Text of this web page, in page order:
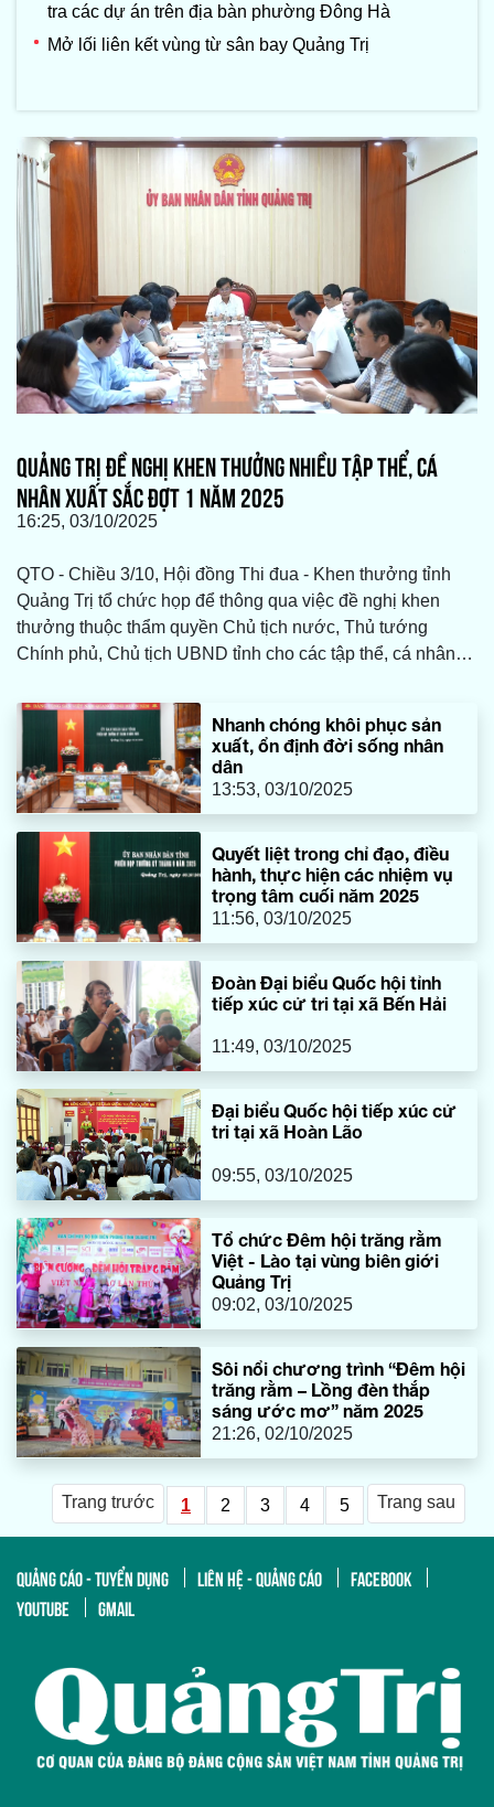
tra các dự án trên địa bàn phường Đông Hà
Mở lối liên kết vùng từ sân bay Quảng Trị
QUẢNG TRỊ ĐỀ NGHỊ KHEN THƯỞNG NHIỀU TẬP THỂ, CÁ
NHÂN XUẤT SẮC ĐỢT 1 NĂM 2025
16:25, 03/10/2025
QTO - Chiều 3/10, Hội đồng Thi đua - Khen thưởng tỉnh
Quảng Trị tổ chức họp để thông qua việc đề nghị khen
thưởng thuộc thẩm quyền Chủ tịch nước, Thủ tướng
Chính phủ, Chủ tịch UBND tỉnh cho các tập thể, cá nhân
Nhanh chóng khôi phục sản
xuất, ổn định đời sống nhân
dân
13:53, 03/10/2025
Quyết liệt trong chỉ đạo, điều
hành, thực hiện các nhiệm vụ
trọng tâm cuối năm 2025
11:56, 03/10/2025
Đoàn Đại biểu Quốc hội tỉnh
tiếp xúc cử tri tại xã Bến Hải
11:49, 03/10/2025
Đại biểu Quốc hội tiếp xúc cử
tri tại xã Hoàn Lão
09:55, 03/10/2025
Tổ chức Đêm hội trăng rằm
Việt - Lào tại vùng biên giới
Quảng Trị
09:02, 03/10/2025
Sôi nổi chương trình “Đêm hội
trăng rằm – Lồng đèn thắp
sáng ước mơ” năm 2025
21:26, 02/10/2025
Trang trước 1 2 3 4 5 Trang sau
QUẢNG CÁO - TUYỂN DỤNG LIÊN HỆ - QUẢNG CÁO
FACEBOOK
YOUTUBE
GMAIL